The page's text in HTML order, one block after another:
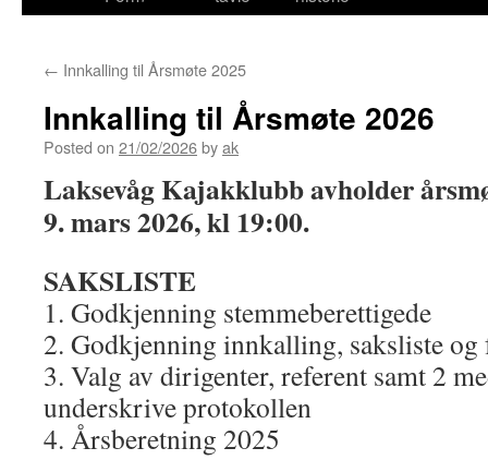
← Innkalling til Årsmøte 2025
Innkalling til Årsmøte 2026
Posted on 21/02/2026byak
Laksevåg Kajakklubb avholder
9. mars 2026, kl 19:00.
SAKSLISTE
1. Godkjenning stemmeberettigede
2. Godkjenning innkalling, saksliste
3. Valg av dirigenter, referent samt 2
underskrive protokollen
4. Årsberetning 2025